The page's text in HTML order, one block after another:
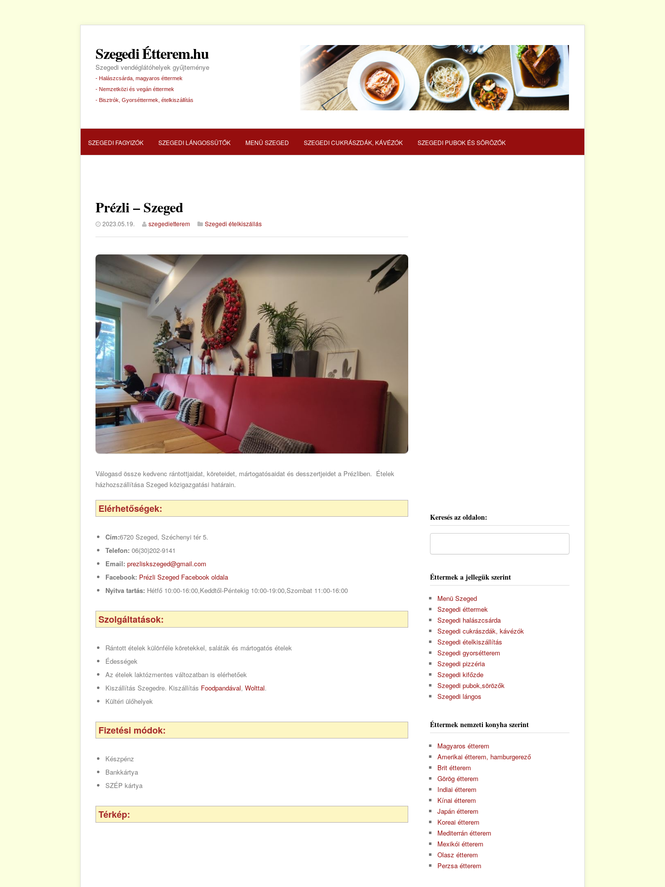
Szegedi Étterem.hu
Szegedi vendéglátóhelyek gyűjteménye
- Halászcsárda, magyaros éttermek
- Nemzetközi és vegán éttermek
- Bisztrók, Gyorséttermek, ételkiszállítás
SZEGEDI FAGYIZÓK SZEGEDI LÁNGOSSÜTŐK MENÜ SZEGED SZEGEDI CUKRÁSZDÁK, KÁVÉZÓK SZEGEDI PUBOK ÉS SÖRÖZŐK
Prézli – Szeged
2023.05.19. szegedietterem Szegedi ételkiszállás
Válogasd össze kedvenc rántottjaidat, köreteidet, mártogatósaidat és desszertjeidet a Prézliben. Ételek
házhozszállítása Szeged közigazgatási határain.
Elérhetőségek:
Cím:6720 Szeged, Széchenyi tér 5.
Telefon: 06(30)202-9141
Email: prezliskszeged@gmail.com
Facebook: Prézli Szeged Facebook oldala
Nyitva tartás: Hétfő 10:00-16:00,Keddtől-Péntekig 10:00-19:00,Szombat 11:00-16:00
Szolgáltatások:
Rántott ételek különféle köretekkel, saláták és mártogatós ételek
Édességek
Az ételek laktózmentes változatban is elérhetőek
Kiszállítás Szegedre. Kiszállítás Foodpandával, Wolttal.
Kültéri ülőhelyek
Fizetési módok:
Készpénz
Bankkártya
SZÉP kártya
Térkép:
Keresés az oldalon:
Éttermek a jellegük szerint
Menü Szeged
Szegedi éttermek
Szegedi halászcsárda
Szegedi cukrászdák, kávézók
Szegedi ételkiszállítás
Szegedi gyorsétterem
Szegedi pizzéria
Szegedi kifőzde
Szegedi pubok,sörözők
Szegedi lángos
Éttermek nemzeti konyha szerint
Magyaros étterem
Amerikai étterem, hamburgerező
Brit étterem
Görög étterem
Indiai étterem
Kínai étterem
Japán étterem
Koreai étterem
Mediterrán étterem
Mexikói étterem
Olasz étterem
Perzsa étterem